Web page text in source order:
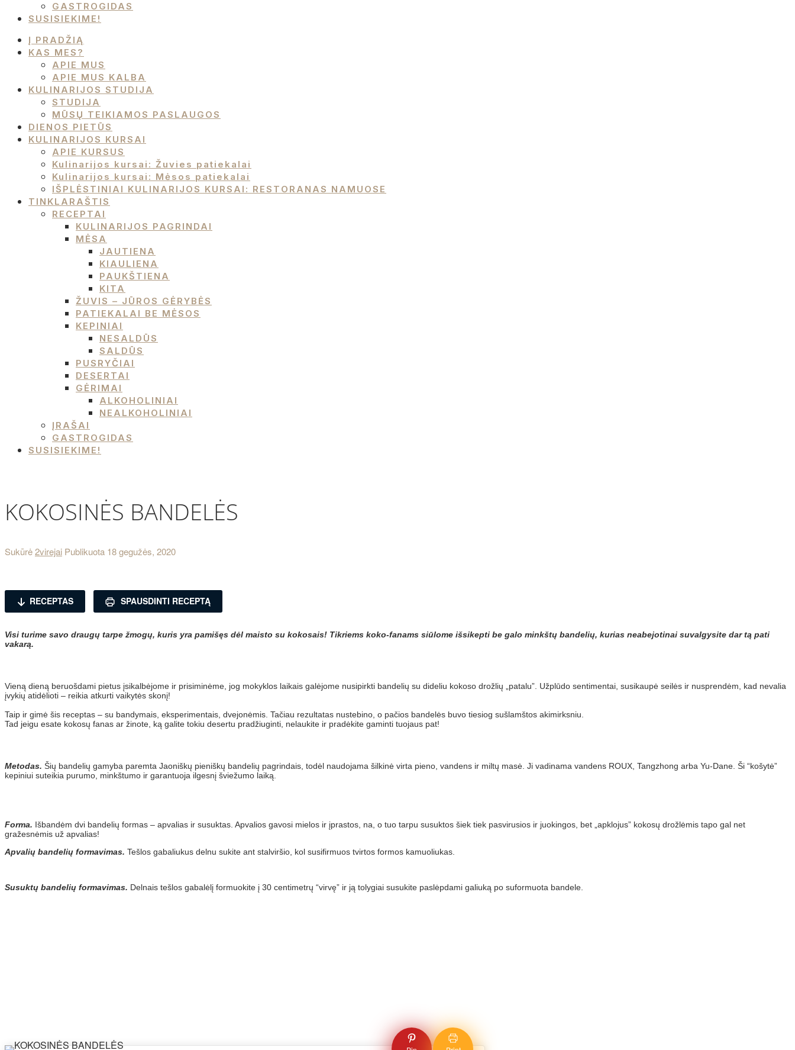
GASTROGIDAS
SUSISIEKIME!
Į PRADŽIĄ
KAS MES?
APIE MUS
APIE MUS KALBA
KULINARIJOS STUDIJA
STUDIJA
MŪSŲ TEIKIAMOS PASLAUGOS
DIENOS PIETŪS
KULINARIJOS KURSAI
APIE KURSUS
Kulinarijos kursai: Žuvies patiekalai
Kulinarijos kursai: Mėsos patiekalai
IŠPLĖSTINIAI KULINARIJOS KURSAI: RESTORANAS NAMUOSE
TINKLARAŠTIS
RECEPTAI
KULINARIJOS PAGRINDAI
MĖSA
JAUTIENA
KIAULIENA
PAUKŠTIENA
KITA
ŽUVIS – JŪROS GĖRYBĖS
PATIEKALAI BE MĖSOS
KEPINIAI
NESALDŪS
SALDŪS
PUSRYČIAI
DESERTAI
GĖRIMAI
ALKOHOLINIAI
NEALKOHOLINIAI
ĮRAŠAI
GASTROGIDAS
SUSISIEKIME!
KOKOSINĖS BANDELĖS
Sukūrė2virejai Publikuota 18 gegužės, 2020
RECEPTAS SPAUSDINTI RECEPTĄ
Visi turime savo draugų tarpe žmogų, kuris yra pamišęs dėl maisto su kokosais! Tikriems koko-fanams siūlome išsikepti be galo minkštų bandelių, kurias neabejotinai suvalgysite dar tą pati
vakarą.
Vieną dieną beruošdami pietus įsikalbėjome ir prisiminėme, jog mokyklos laikais galėjome nusipirkti bandelių su dideliu kokoso drožlių „patalu”. Užplūdo sentimentai, susikaupė seilės ir nusprendėm, kad nevalia
įvykių atidėlioti – reikia atkurti vaikytės skonį!
Taip ir gimė šis receptas – su bandymais, eksperimentais, dvejonėmis. Tačiau rezultatas nustebino, o pačios bandelės buvo tiesiog sušlamštos akimirksniu.
Tad jeigu esate kokosų fanas ar žinote, ką galite tokiu desertu pradžiuginti, nelaukite ir pradėkite gaminti tuojaus pat!
Metodas. Šių bandelių gamyba paremta Jaoniškų pieniškų bandelių pagrindais, todėl naudojama šilkinė virta pieno, vandens ir miltų masė. Ji vadinama vandens ROUX, Tangzhong arba Yu-Dane. Ši “košytė”
kepiniui suteikia purumo, minkštumo ir garantuoja ilgesnį šviežumo laiką.
Forma. Išbandėm dvi bandelių formas – apvalias ir susuktas. Apvalios gavosi mielos ir įprastos, na, o tuo tarpu susuktos šiek tiek pasvirusios ir juokingos, bet „apklojus” kokosų drožlėmis tapo gal net
gražesnėmis už apvalias!
Apvalių bandelių formavimas. Tešlos gabaliukus delnu sukite ant stalviršio, kol susifirmuos tvirtos formos kamuoliukas.
Susuktų bandelių formavimas. Delnais tešlos gabalėlį formuokite į 30 centimetrų “virvę” ir ją tolygiai susukite paslėpdami galiuką po suformuota bandele.